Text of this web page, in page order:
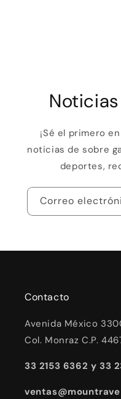
¡Sé el primero
noticias de sobre
deportes,
Correo
Contacto
Avenida México
Col. Monraz C.P.
33 2153 6362 y 33